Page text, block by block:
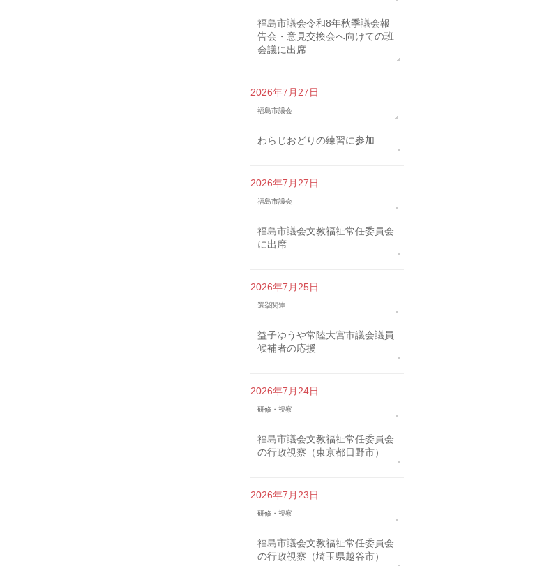
福島市議会令和8年秋季議会報
告会・意見交換会へ向けての班
会議に出席
2026年7月27日
福島市議会
わらじおどりの練習に参加
2026年7月27日
福島市議会
福島市議会文教福祉常任委員会
に出席
2026年7月25日
選挙関連
益子ゆうや常陸大宮市議会議員
候補者の応援
2026年7月24日
研修・視察
福島市議会文教福祉常任委員会
の行政視察（東京都日野市）
2026年7月23日
研修・視察
福島市議会文教福祉常任委員会
の行政視察（埼玉県越谷市）